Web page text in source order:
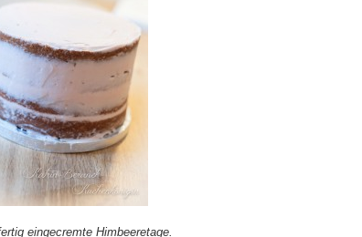
eingecremte Himbeeretage.